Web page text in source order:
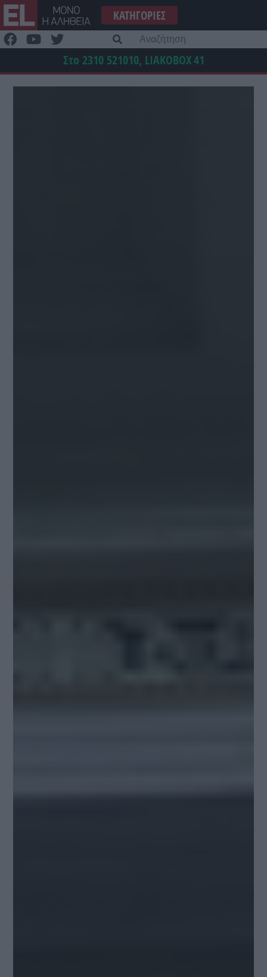
Μετάβαση
στο
περιεχόμενο
ΚΑΤΗΓΟΡΊΕΣ
Στο 2310 521010, LIAKOBOX41